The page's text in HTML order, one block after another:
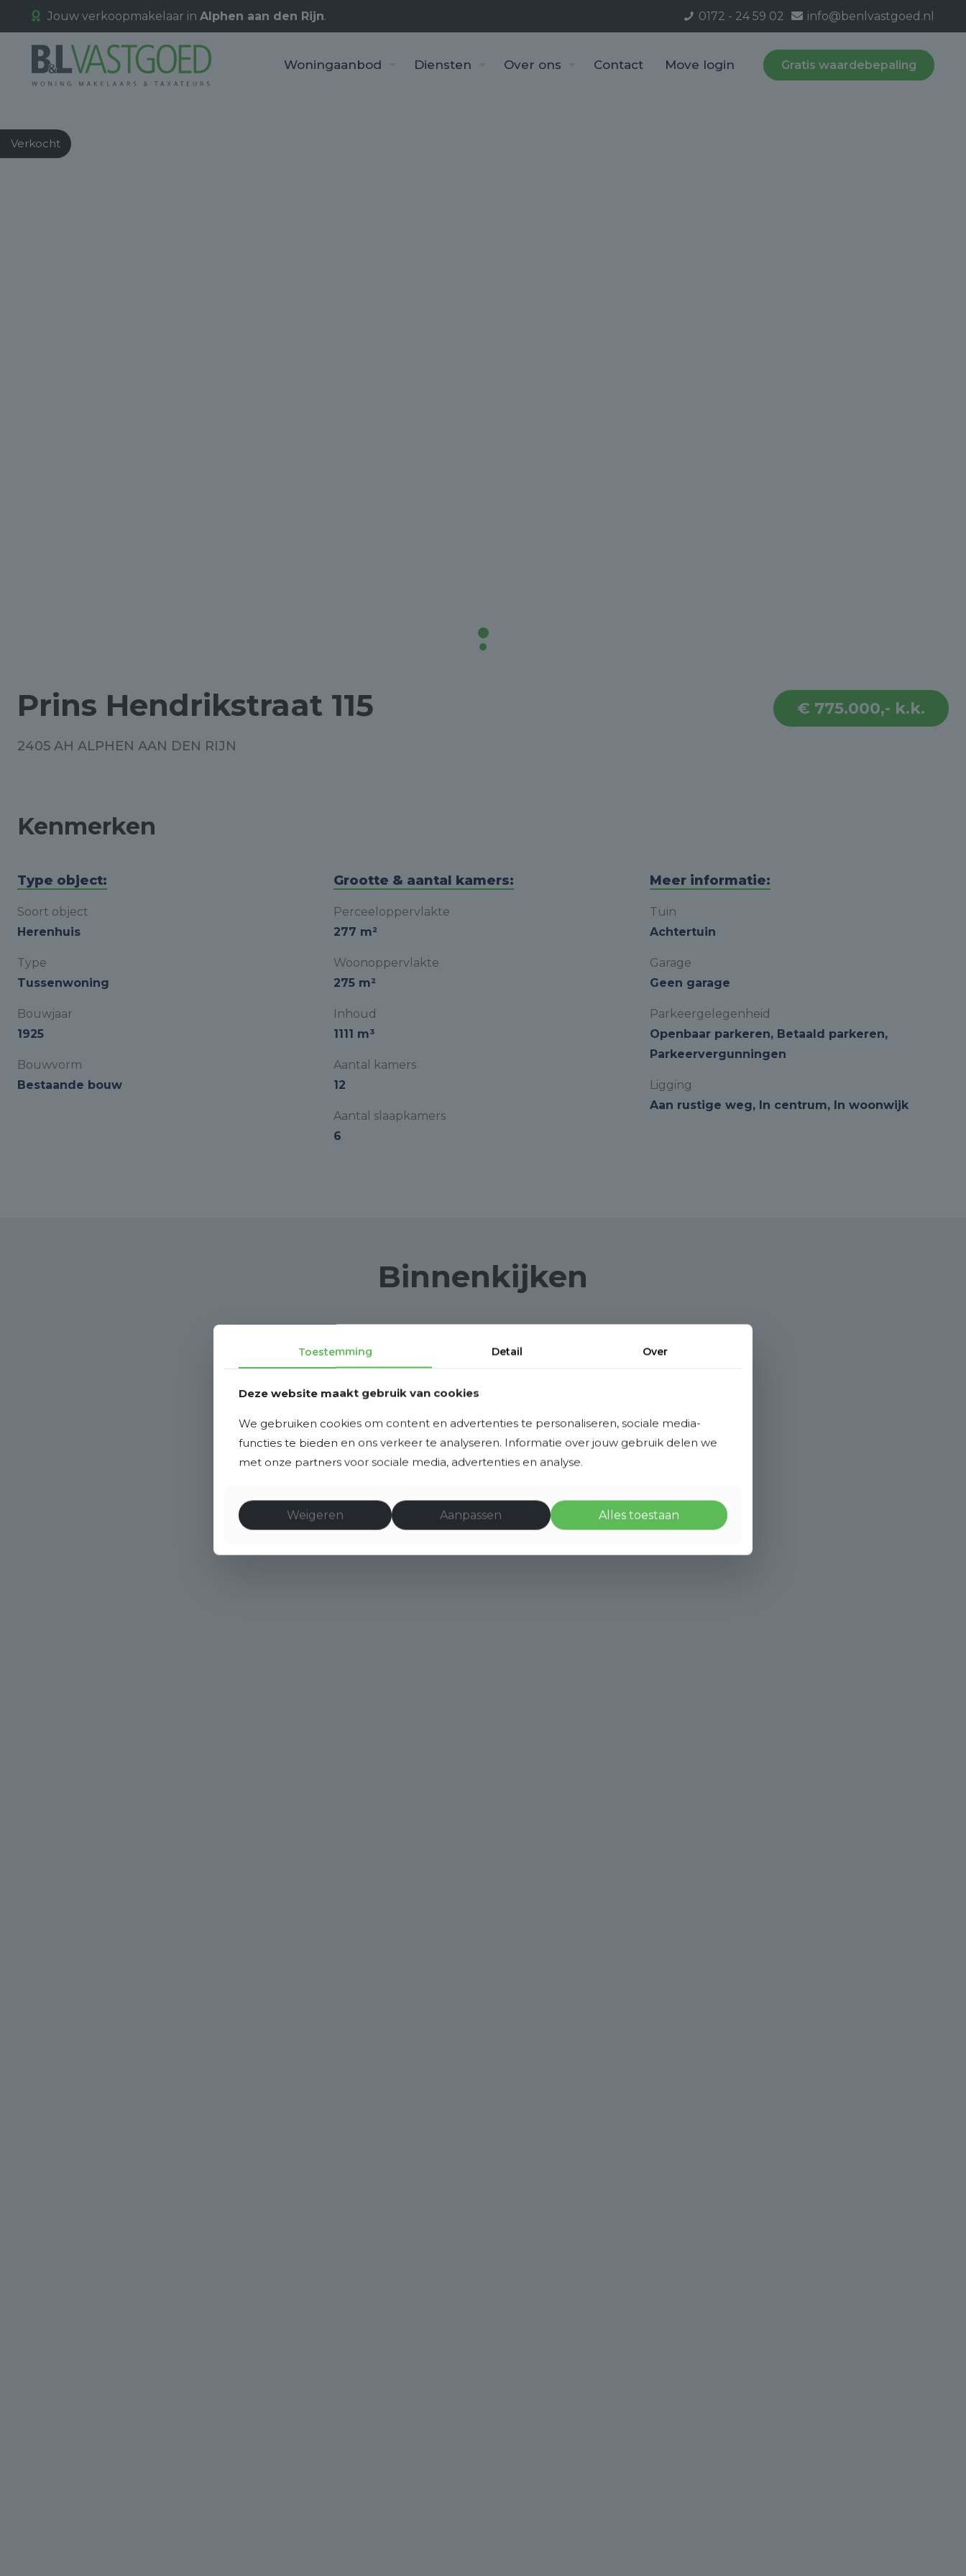
Jouw verkoopmakelaar in Alphen aan den Rijn. 0172 - 24 59 02 info@benlvastgoed.nl
Woningaanbod Diensten Over ons Contact Move login Gratis waardebepaling
Verkocht
Prins Hendrikstraat 115
2405 AH ALPHEN AAN DEN RIJN
€ 775.000,- k.k.
Kenmerken
Type object:
Soort object
Herenhuis
Type
Tussenwoning
Bouwjaar
1925
Bouwvorm
Bestaande bouw
Grootte & aantal kamers:
Perceeloppervlakte
277 m²
Woonoppervlakte
275 m²
Inhoud
1111 m³
Aantal kamers
12
Aantal slaapkamers
6
Meer informatie:
Tuin
Achtertuin
Garage
Geen garage
Parkeergelegenheid
Openbaar parkeren, Betaald parkeren,
Parkeervergunningen
Ligging
Aan rustige weg, In centrum, In woonwijk
Binnenkijken
Toestemming Detail Over
Deze website maakt gebruik van cookies
We gebruiken cookies om content en advertenties te personaliseren, sociale media-
functies te bieden en ons verkeer te analyseren. Informatie over jouw gebruik delen we
met onze partners voor sociale media, advertenties en analyse.
Weigeren Aanpassen Alles toestaan